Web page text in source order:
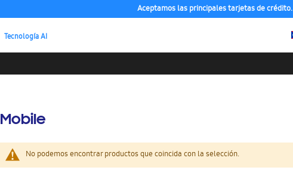
Aceptamos las principales tarjetas de crédito.
Tecnología AI
Mobile
No podemos encontrar productos que coincida con la selección.